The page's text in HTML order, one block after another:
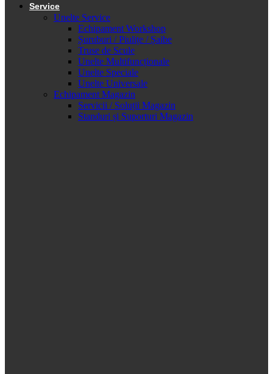
Service
Unelte Service
Echipament Workshop
Șuruburi / Piulițe / Șaibe
Truse de Scule
Unelte Multifuncționale
Unelte Speciale
Unelte Universale
Echipament Magazin
Servicii / Soluții Magazin
Standuri și Suporturi Magazin